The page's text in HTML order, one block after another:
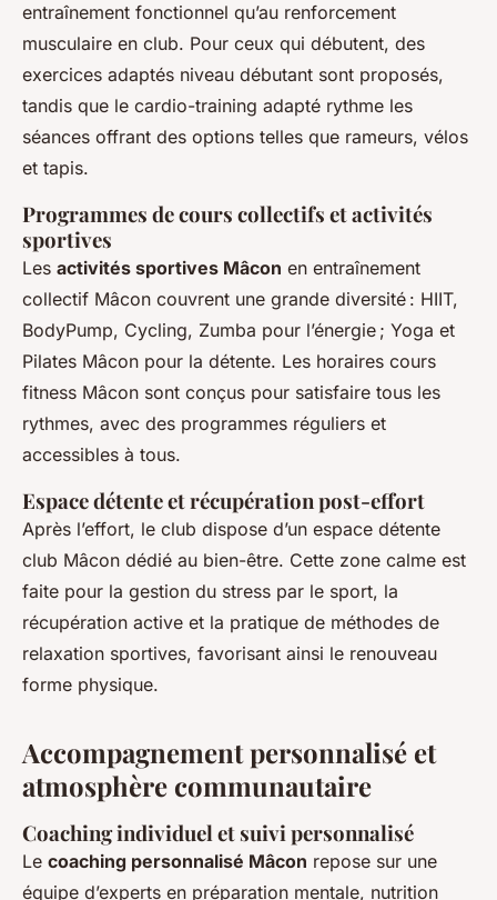
entraînement fonctionnel qu’au renforcement
musculaire en club. Pour ceux qui débutent, des
exercices adaptés niveau débutant sont proposés,
tandis que le cardio-training adapté rythme les
séances offrant des options telles que rameurs, vélos
et tapis.
Programmes de cours collectifs et activités
sportives
Les activités sportives Mâcon en entraînement
collectif Mâcon couvrent une grande diversité : HIIT,
BodyPump, Cycling, Zumba pour l’énergie ; Yoga et
Pilates Mâcon pour la détente. Les horaires cours
fitness Mâcon sont conçus pour satisfaire tous les
rythmes, avec des programmes réguliers et
accessibles à tous.
Espace détente et récupération post-effort
Après l’effort, le club dispose d’un espace détente
club Mâcon dédié au bien-être. Cette zone calme est
faite pour la gestion du stress par le sport, la
récupération active et la pratique de méthodes de
relaxation sportives, favorisant ainsi le renouveau
forme physique.
Accompagnement personnalisé et
atmosphère communautaire
Coaching individuel et suivi personnalisé
Le coaching personnalisé Mâcon repose sur une
équipe d’experts en préparation mentale, nutrition